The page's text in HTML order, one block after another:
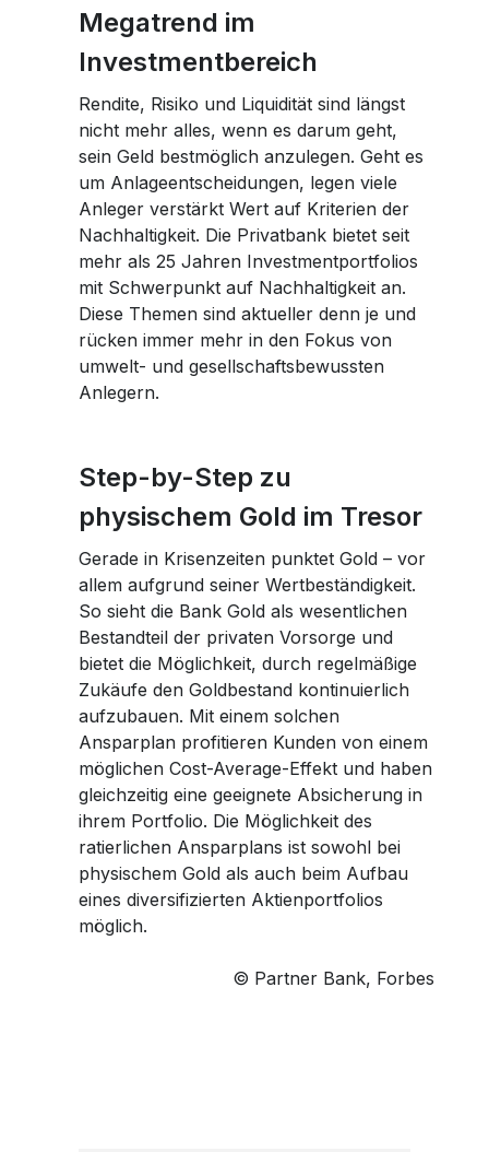
Megatrend im
Investmentbereich
Rendite, Risiko und Liquidität sind längst
nicht mehr alles, wenn es darum geht,
sein Geld bestmöglich anzulegen. Geht es
um Anlageentscheidungen, legen viele
Anleger verstärkt Wert auf Kriterien der
Nachhaltigkeit. Die Privatbank bietet seit
mehr als 25 Jahren Investmentportfolios
mit Schwerpunkt auf Nachhaltigkeit an.
Diese Themen sind aktueller denn je und
rücken immer mehr in den Fokus von
umwelt- und gesellschaftsbewussten
Anlegern.
Step-by-Step zu
physischem Gold im Tresor
Gerade in Krisenzeiten punktet Gold – vor
allem aufgrund seiner Wertbeständigkeit.
So sieht die Bank Gold als wesentlichen
Bestandteil der privaten Vorsorge und
bietet die Möglichkeit, durch regelmäßige
Zukäufe den Goldbestand kontinuierlich
aufzubauen. Mit einem solchen
Ansparplan profitieren Kunden von einem
möglichen Cost-Average-Effekt und haben
gleichzeitig eine geeignete Absicherung in
ihrem Portfolio. Die Möglichkeit des
ratierlichen Ansparplans ist sowohl bei
physischem Gold als auch beim Aufbau
eines diversifizierten Aktienportfolios
möglich.
© Partner Bank, Forbes